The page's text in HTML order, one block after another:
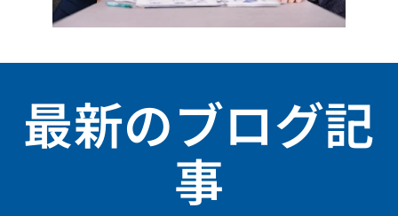
最新のブログ記
事